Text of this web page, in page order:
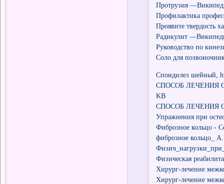
Протрузия
Профилактика
Проявите твердость
Радикулит
Руководство по
Соло для
Спондилез шейный,
СПОСОБ ЛЕЧЕНИЯ
KB
СПОСОБ ЛЕЧЕНИЯ
Упражнения при
Фиброзное кольцо -
фиброзное кольцо_
Физическая
Хирург-лечение
Хирург-лечение